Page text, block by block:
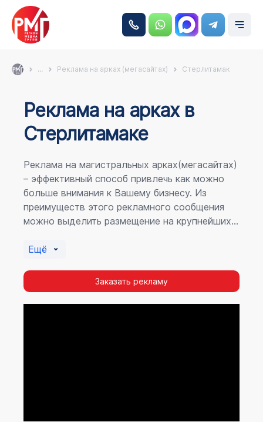
... Реклама на арках (мегасайтах) Стерлитамак
Реклама на аркаx в
Стерлитамаке
Реклама на магистральных арках(мегасайтах)
– эффективный способ привлечь как можно
больше внимания к Вашему бизнесу. Из
преимуществ этого рекламного сообщения
можно выделить размещение на крупнейших
пешеходному потоку расположение в прямой
повторных контактов.
Реклама на арках(мегасайтах) в
Ещё
Заказать рекламу